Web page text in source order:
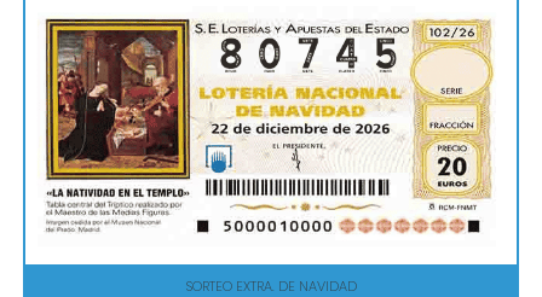
SORTEO EXTRA. DE NAVIDAD